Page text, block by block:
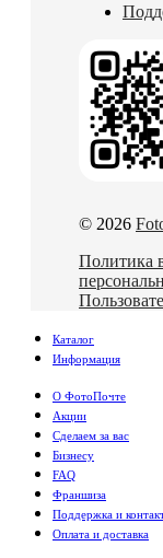
© 2026
Политика
Каталог
Информация
О ФотоПочте
Акции
Сделаем за вас
Бизнесу
FAQ
Франшиза
Поддержка и
Оплата и доставка